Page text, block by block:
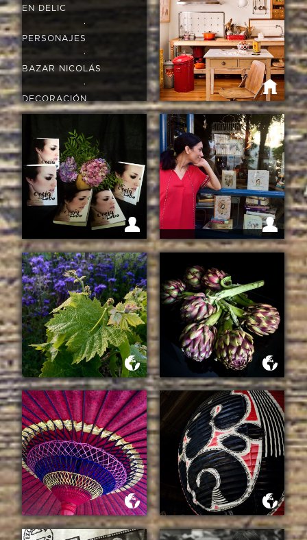
EN DELIC
·
PERSONAJES
·
BAZAR NICOLÁS
·
DECORACIÓN
·
·
GASTRONOMÍA
LAS COCINAS DE MI VIDA
OREJA DE LOBO
ITZIAR MIRANDA (
MANOLITA) - MUJERES
CUENTOS
BAILANDO CON FLORES UN CUENTO ROMANO